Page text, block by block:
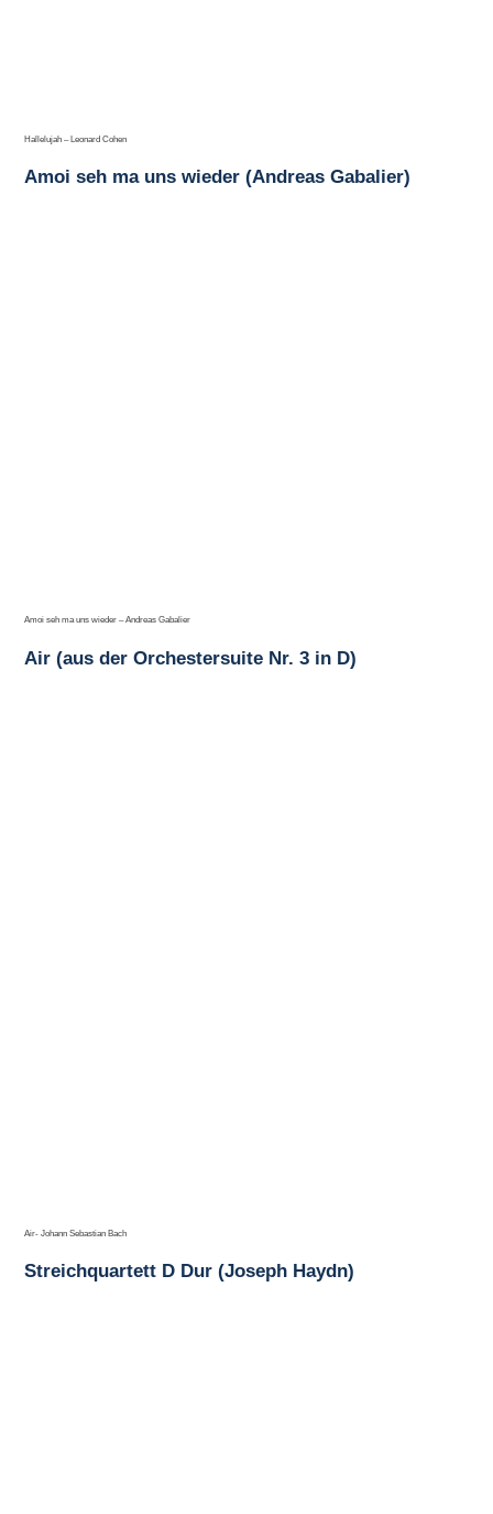
Hallelujah – Leonard Cohen
Amoi seh ma uns wieder (Andreas Gabalier)
Amoi seh ma uns wieder – Andreas Gabalier
Air (aus der Orchestersuite Nr. 3 in D)
Air- Johann Sebastian Bach
Streichquartett D Dur (Joseph Haydn)